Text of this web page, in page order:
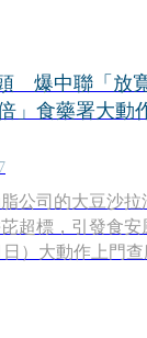
爆中聯「放
」食藥署大動
公司的大豆沙拉
超標，引發食安
）大動作上門查